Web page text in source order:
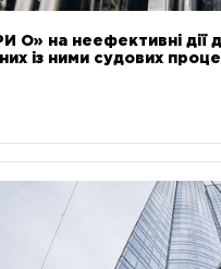
О» на неефективні
із ними судових